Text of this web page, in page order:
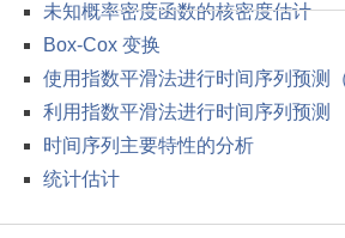
未知概率密度函数的核密度估计
Box-Cox 变换
使用指数平滑法进行时间序列预测（
利用指数平滑法进行时间序列预测
时间序列主要特性的分析
统计估计